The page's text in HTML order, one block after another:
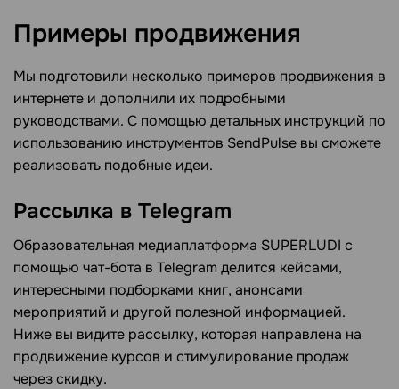
Примеры продвижения
Мы подготовили несколько примеров продвижения в
интернете и дополнили их подробными
руководствами. С помощью детальных инструкций по
использованию инструментов SendPulse вы сможете
реализовать подобные идеи.
Рассылка в Telegram
Образовательная медиаплатформа SUPERLUDI с
помощью чат-бота в Telegram делится кейсами,
интересными подборками книг, анонсами
мероприятий и другой полезной информацией.
Ниже вы видите рассылку, которая направлена на
продвижение курсов и стимулирование продаж
через скидку.